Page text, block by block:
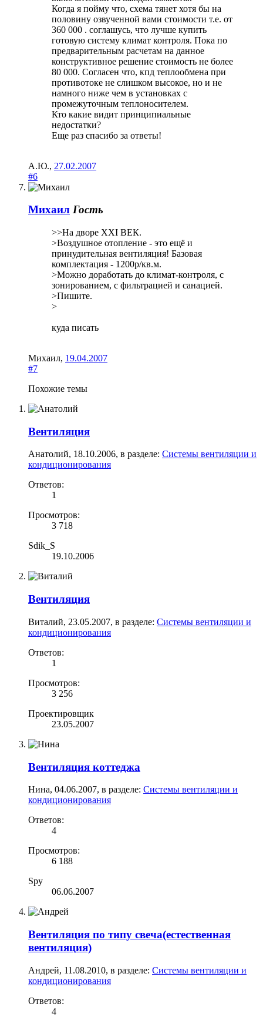
Когда я пойму что, схема тянет хотя бы на
половину озвученной вами стоимости т.е. от
360 000 . соглашусь, что лучше купить
готовую систему климат контроля. Пока по
предварительным расчетам на данное
конструктивное решение стоимость не более
80 000. Согласен что, кпд теплообмена при
противотоке не слишком высокое, но и не
намного ниже чем в установках с
промежуточным теплоносителем.
Кто какие видит принципиальные
недостатки?
Еще раз спасибо за ответы!
А.Ю., 27.02.2007
#6
Михаил Гость
>>На дворе XXI ВЕК.
>Воздушное отопление - это ещё и
принудительная вентиляция! Базовая
комплектация - 1200р/кв.м.
>Можно доработать до климат-контроля, с
зонированием, с фильтрацией и санацией.
>Пишите.
>
куда писать
Михаил, 19.04.2007
#7
Похожие темы
Вентиляция
Анатолий, 18.10.2006, в разделе: Системы вентиляции и
кондиционирования
Ответов:
1
Просмотров:
3 718
Sdik_S
19.10.2006
Вентиляция
Виталий, 23.05.2007, в разделе: Системы вентиляции и
кондиционирования
Ответов:
1
Просмотров:
3 256
Проектировщик
23.05.2007
Вентиляция коттеджа
Нина, 04.06.2007, в разделе: Системы вентиляции и
кондиционирования
Ответов:
4
Просмотров:
6 188
Spy
06.06.2007
Вентиляция по типу свеча(естественная
вентиляция)
Андрей, 11.08.2010, в разделе: Системы вентиляции и
кондиционирования
Ответов:
4